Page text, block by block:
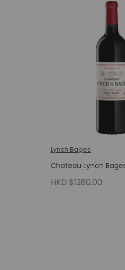
Lynch Bages
Chateau Lynch
HKD $1280.00